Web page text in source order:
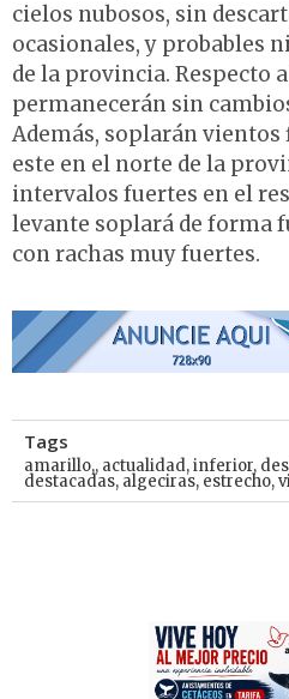
cielos nubosos, sin
ocasionales, y probables
de la provincia. Respecto
permanecerán sin
Además, soplarán
este en el norte de la
intervalos fuertes en el
levante soplará de forma
con rachas muy fuertes.
Tags
amarillo,, actualidad,inferior,
destacadas, algeciras, estrecho,